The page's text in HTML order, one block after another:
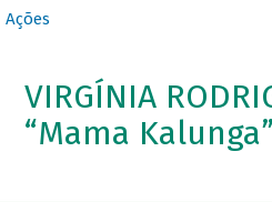
Ações
VIRGÍNIA
“Mama Kalunga”